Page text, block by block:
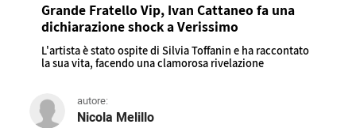
Grande Fratello Vip, Ivan Cattaneo fa una
dichiarazione shock a Verissimo
L'artista è stato ospite di Silvia Toffanin e ha raccontato
la sua vita, facendo una clamorosa rivelazione
autore:
Nicola Melillo